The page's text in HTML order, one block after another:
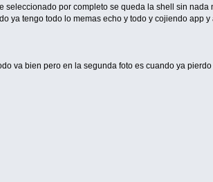
por completo se queda la shell sin
ya tengo todo lo memas echo y todo y cojiendo app
va bien pero en la segunda foto es cuando ya